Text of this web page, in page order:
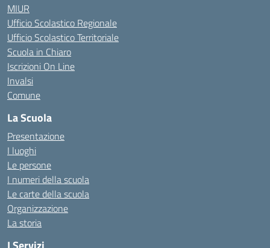
MIUR
Ufficio Scolastico Regionale
Ufficio Scolastico Territoriale
Scuola in Chiaro
Iscrizioni On Line
Invalsi
Comune
La Scuola
Presentazione
I luoghi
Le persone
I numeri della scuola
Le carte della scuola
Organizzazione
La storia